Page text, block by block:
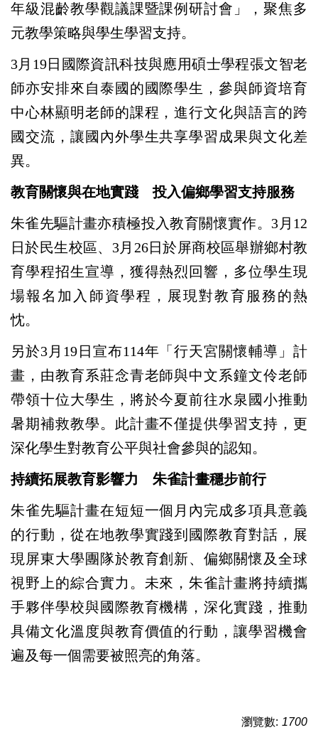
年級混齡教學觀議課暨課例研討會」，聚焦多
元教學策略與學生學習支持。
3月19日國際資訊科技與應用碩士學程張文智老
師亦安排來自泰國的國際學生，參與師資培育
中心林顯明老師的課程，進行文化與語言的跨
國交流，讓國內外學生共享學習成果與文化差
異。
教育關懷與在地實踐 投入偏鄉學習支持服務
朱雀先驅計畫亦積極投入教育關懷實作。3月12
日於民生校區、3月26日於屏商校區舉辦鄉村教
育學程招生宣導，獲得熱烈回響，多位學生現
場報名加入師資學程，展現對教育服務的熱
忱。
另於3月19日宣布114年「行天宮關懷輔導」計
畫，由教育系莊念青老師與中文系鐘文伶老師
帶領十位大學生，將於今夏前往水泉國小推動
暑期補救教學。此計畫不僅提供學習支持，更
深化學生對教育公平與社會參與的認知。
持續拓展教育影響力 朱雀計畫穩步前行
朱雀先驅計畫在短短一個月內完成多項具意義
的行動，從在地教學實踐到國際教育對話，展
現屏東大學團隊於教育創新、偏鄉關懷及全球
視野上的綜合實力。未來，朱雀計畫將持續攜
手夥伴學校與國際教育機構，深化實踐，推動
具備文化溫度與教育價值的行動，讓學習機會
遍及每一個需要被照亮的角落。
瀏覽數: 1700